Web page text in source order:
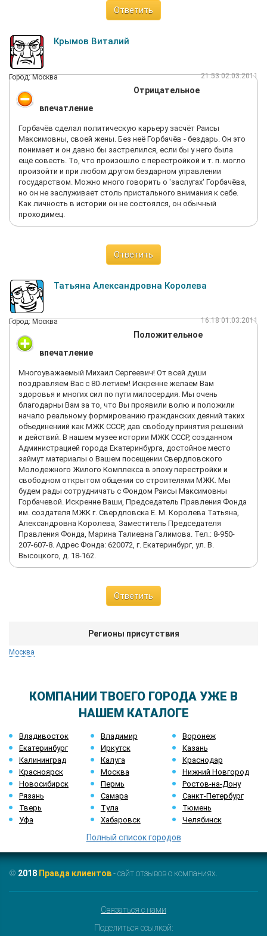
Ответить
Крымов Виталий
Город: Москва 21:53 02.03.2011
Отрицательное
впечатление
Горбачёв сделал политическую карьеру засчёт Раисы
Максимовны, своей жены. Без неё Горбачёв - бездарь. Он это
понимает и он давно бы застрелился, если бы у него была
ещё совесть. То, что произошло с перестройкой и т. п. могло
произойти и при любом другом бездарном управлении
государством. Можно много говорить о 'заслугах' Горбачёва,
но он не заслуживает столь пристального внимания к себе.
Как личность в истории он не состоялся, он обычный
проходимец.
Ответить
Татьяна Александровна Королева
Город: Москва 16:18 01.03.2011
Положительное
впечатление
Многоуважаемый Михаил Сергеевич! От всей души
поздравляем Вас с 80-летием! Искренне желаем Вам
здоровья и многих сил по пути милосердия. Мы очень
благодарны Вам за то, что Вы проявили волю и положили
начало реальному формированию гражданских деяний таких
объединениий как МЖК СССР, дав свободу принятия решений
и действий. В нашем музее истории МЖК СССР, созданном
Администрацией города Екатеринбурга, достойное место
займут материалы о Вашем посещении Свердловского
Молодежного Жилого Комплекса в эпоху перестройки и
свободном открытом общении со строителями МЖК. Мы
будем рады сотрудничать с Фондом Раисы Максимовны
Горбачевой. Искренне Ваши, Председатель Правления Фонда
им. создателя МЖК г. Свердловска Е. М. Королева Татьяна,
Александровна Королева, Заместитель Председателя
Правления Фонда, Марина Талиевна Галимова. Тел.: 8-950-
207-607-8. Адрес Фонда: 620072, г. Екатеринбург, ул. В.
Высоцкого, д. 18-162.
Ответить
Регионы присутствия
Москва
КОМПАНИИ ТВОЕГО ГОРОДА УЖЕ В
НАШЕМ КАТАЛОГЕ
Владивосток Владимир
Воронеж
Екатеринбург
Иркутск
Казань
Калининград
Калуга
Краснодар
Красноярск
Москва
Нижний Новгород
Новосибирск
Пермь
Ростов-на-Дону
Рязань
Самара
Санкт-Петербург
Тверь
Тула
Тюмень
Уфа
Хабаровск Челябинск
Полный список городов
© 2018 Правда клиентов- сайт отзывов о компаниях.
Связаться с нами
Поделиться ссылкой: